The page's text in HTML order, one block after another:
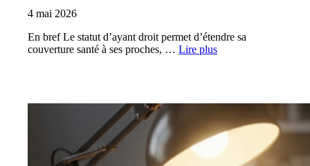
4 mai 2026
En bref Le statut d’ayant droit permet d’étendre sa
couverture santé à ses proches, … Lire plus